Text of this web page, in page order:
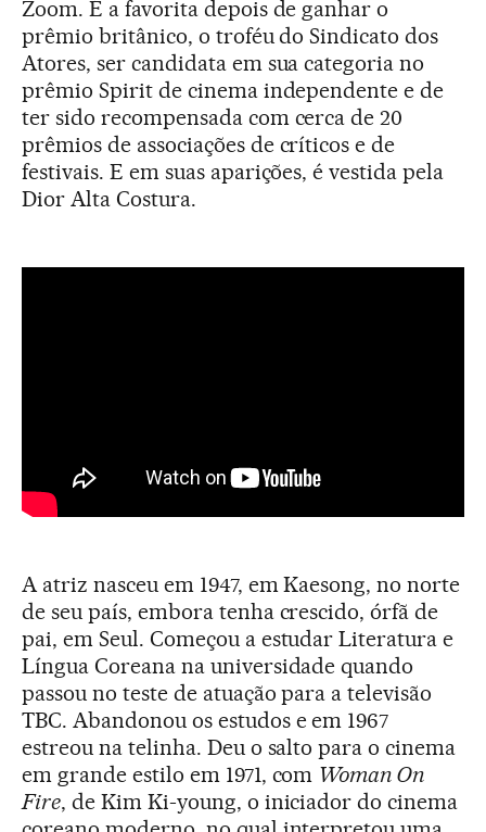
Zoom. É a favorita depois de ganhar o
prêmio britânico, o troféu do Sindicato dos
Atores, ser candidata em sua categoria no
prêmio Spirit de cinema independente e de
ter sido recompensada com cerca de 20
prêmios de associações de críticos e de
festivais. E em suas aparições, é vestida pela
Dior Alta Costura.
A atriz nasceu em 1947, em Kaesong, no norte
de seu país, embora tenha crescido, órfã de
pai, em Seul. Começou a estudar Literatura e
Língua Coreana na universidade quando
passou no teste de atuação para a televisão
TBC. Abandonou os estudos e em 1967
estreou na telinha. Deu o salto para o cinema
em grande estilo em 1971, com Woman On
Fire, de Kim Ki-young, o iniciador do cinema